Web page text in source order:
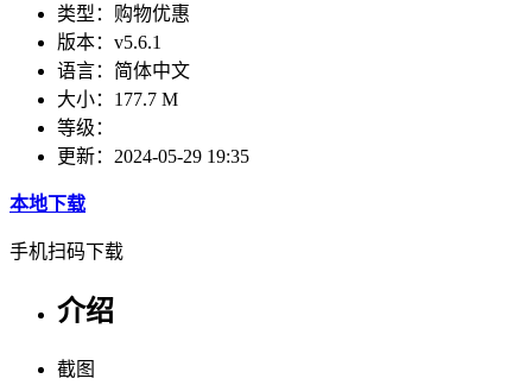
类型： 购物优惠
版本： v5.6.1
语言： 简体中文
大小： 177.7 M
等级：
更新： 2024-05-29 19:35
本地下载
手机扫码下载
介绍
截图